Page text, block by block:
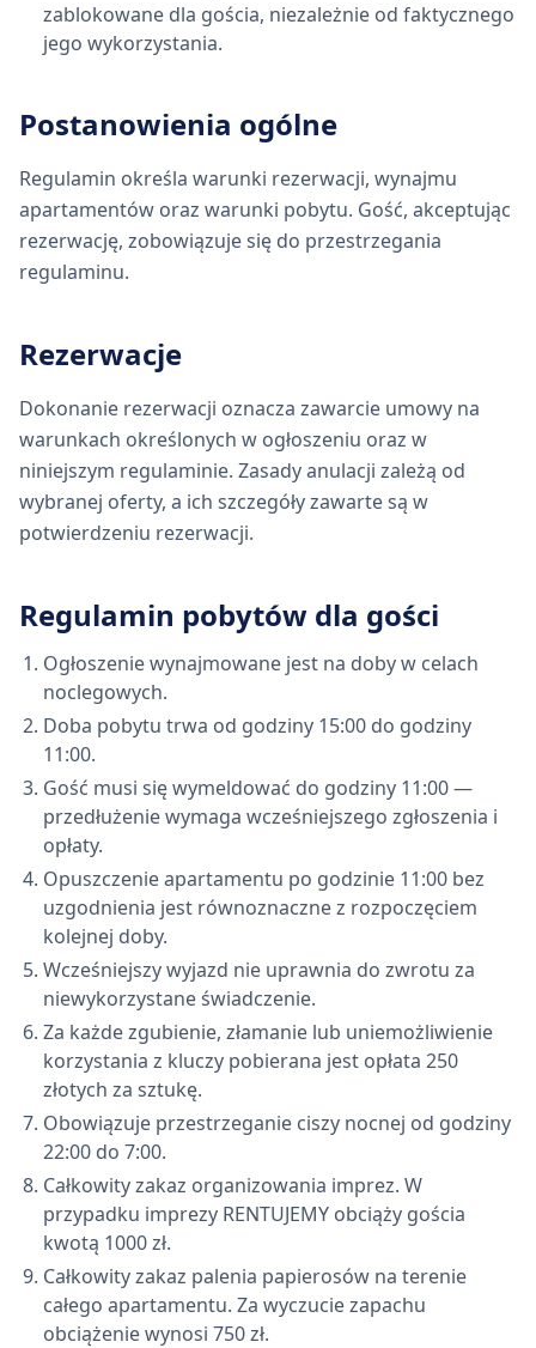
zablokowane dla gościa, niezależnie od faktycznego
jego wykorzystania.
Postanowienia ogólne
Regulamin określa warunki rezerwacji, wynajmu
apartamentów oraz warunki pobytu. Gość, akceptując
rezerwację, zobowiązuje się do przestrzegania
regulaminu.
Rezerwacje
Dokonanie rezerwacji oznacza zawarcie umowy na
warunkach określonych w ogłoszeniu oraz w
niniejszym regulaminie. Zasady anulacji zależą od
wybranej oferty, a ich szczegóły zawarte są w
potwierdzeniu rezerwacji.
Regulamin pobytów dla gości
Ogłoszenie wynajmowane jest na doby w celach
noclegowych.
Doba pobytu trwa od godziny 15:00 do godziny
11:00.
Gość musi się wymeldować do godziny 11:00 —
przedłużenie wymaga wcześniejszego zgłoszenia i
opłaty.
Opuszczenie apartamentu po godzinie 11:00 bez
uzgodnienia jest równoznaczne z rozpoczęciem
kolejnej doby.
Wcześniejszy wyjazd nie uprawnia do zwrotu za
niewykorzystane świadczenie.
Za każde zgubienie, złamanie lub uniemożliwienie
korzystania z kluczy pobierana jest opłata 250
złotych za sztukę.
Obowiązuje przestrzeganie ciszy nocnej od godziny
22:00 do 7:00.
Całkowity zakaz organizowania imprez. W
przypadku imprezy RENTUJEMY obciąży gościa
kwotą 1000 zł.
Całkowity zakaz palenia papierosów na terenie
całego apartamentu. Za wyczucie zapachu
obciążenie wynosi 750 zł.